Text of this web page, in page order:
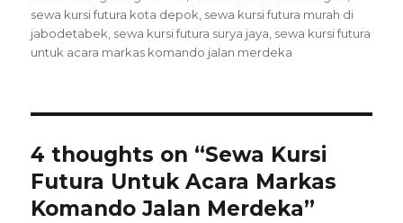
sewa kursi futura kota depok, sewa kursi futura murah di
jabodetabek, sewa kursi futura surya jaya, sewa kursi futura
untuk acara markas komando jalan merdeka
4 thoughts on “Sewa Kursi
Futura Untuk Acara Markas
Komando Jalan Merdeka”